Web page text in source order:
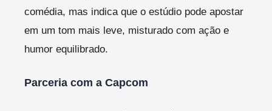
comédia, mas indica que o estúdio pode apostar
em um tom mais leve, misturado com ação e
humor equilibrado.
Parceria com a Capcom